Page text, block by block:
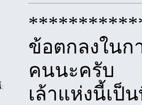
ข้อตกลงในก
คนนะครับ
เล้าแห่งนี้เป็